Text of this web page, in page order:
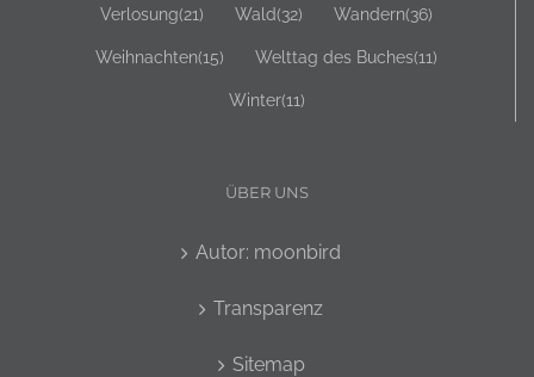
Verlosung(21) Wald(32) Wandern(36)
Weihnachten(15) Welttag des Buches(11)
Winter(11)
ÜBER UNS
Autor: moonbird
Transparenz
Sitemap